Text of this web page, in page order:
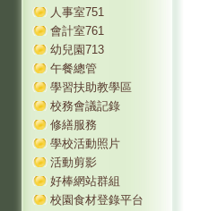
人事室751
會計室761
幼兒園713
午餐總管
學習扶助教學區
校務會議記錄
修繕服務
學校活動照片
活動剪影
好棒網站群組
校園食材登錄平台